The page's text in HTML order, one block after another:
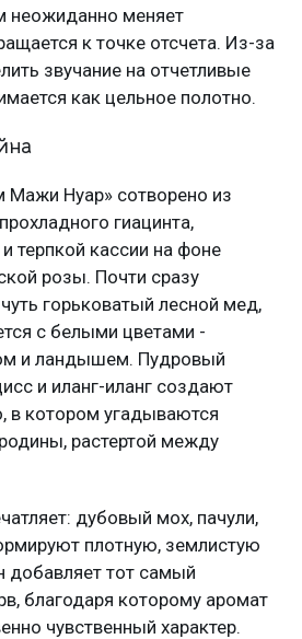
неожиданно меняет
к точке отсчета. Из-за
звучание на отчетливые
как цельное полотно.
Мажи Нуар» сотворено из
гиацинта,
терпкой кассии на фоне
розы. Почти сразу
чуть горьковатый лесной мед,
с белыми цветами -
и ландышем. Пудровый
и иланг-иланг создают
в котором угадываются
растертой между
дубовый мох, пачули,
плотную, землистую
добавляет тот самый
благодаря которому аромат
чувственный характер.